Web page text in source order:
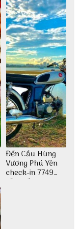
Đến Cầu Hùng
Vương Phú Yên
check-in 7749
tấm sống ảo